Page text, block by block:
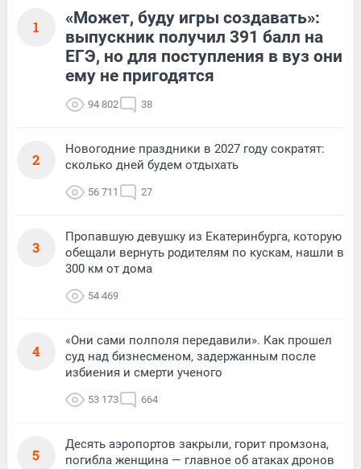
1
«Может, буду игры создавать»:
выпускник получил 391 балл на
ЕГЭ, но для поступления в вуз они
ему не пригодятся
94 802 38
2
Новогодние праздники в 2027 году сократят:
сколько дней будем отдыхать
56 711 27
3
Пропавшую девушку из Екатеринбурга, которую
обещали вернуть родителям по кускам, нашли в
300 км от дома
54 469
4
«Они сами полполя передавили». Как прошел
суд над бизнесменом, задержанным после
избиения и смерти ученого
53 173 664
5
Десять аэропортов закрыли, горит промзона,
погибла женщина — главное об атаках дронов